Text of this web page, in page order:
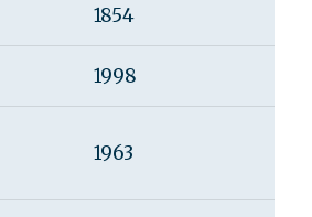
1854
1998
1963